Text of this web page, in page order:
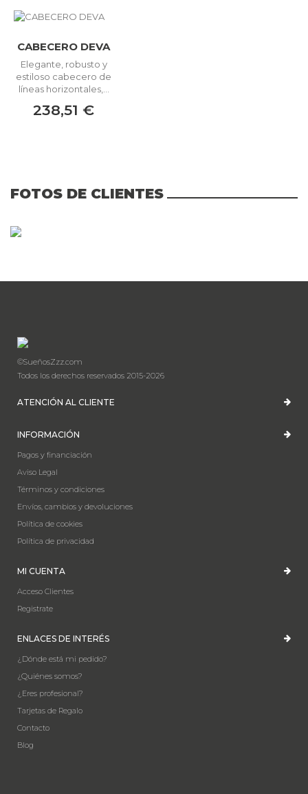
CABECERO DEVA
Elegante, robusto y
estiloso cabecero de
líneas horizontales,...
238,51 €
FOTOS DE CLIENTES
©SueñosZzz.com
Todos los derechos reservados 2015-2026
ATENCIÓN AL CLIENTE
INFORMACIÓN
Pagos y financiación
Aviso Legal
Términos y condiciones
Envíos, cambios y devoluciones
Política de cookies
Política de privacidad
MI CUENTA
Acceso Clientes
Registrate
ENLACES DE INTERÉS
¿Dónde está mi pedido?
¿Quiénes somos?
¿Eres profesional?
Tarjetas de Regalo
Contacto
Blog